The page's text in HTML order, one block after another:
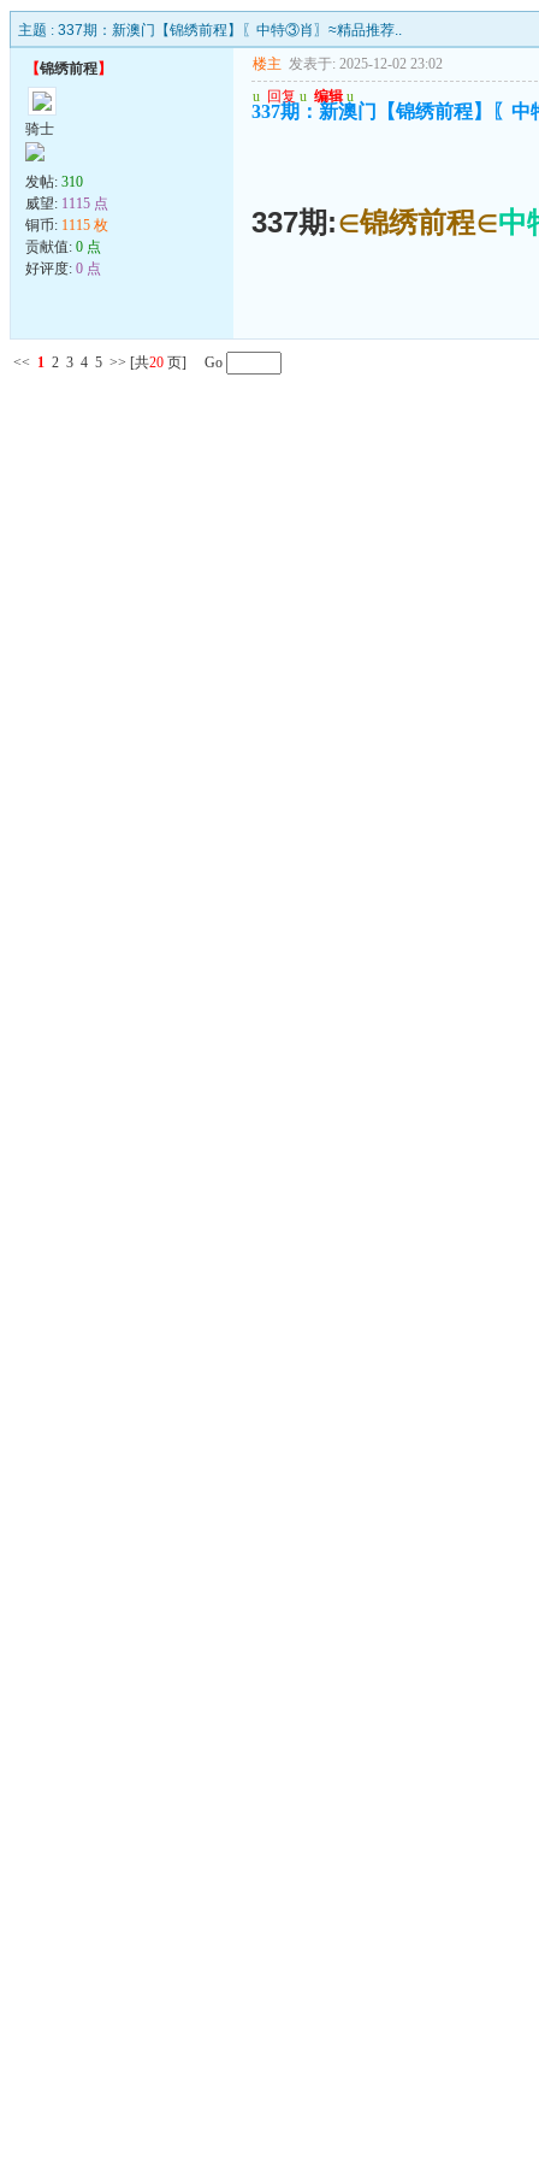
主题 : 337期：新澳门【锦绣前程】〖中特③肖〗≈精品推荐..
【锦绣前程】
骑士
发帖: 310
威望: 1115 点
铜币: 1115 枚
贡献值: 0 点
好评度: 0 点
楼主 发表于: 2025-12-02 23:02
u 回复 u 编辑 u
337期：新澳门【锦绣前程】〖
337期:∈锦绣前程∈中
<< 1 2 3 4 5 >> [共20 页] Go